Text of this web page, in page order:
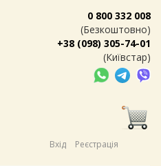
0 800 332 008
(Безкоштовно)
+38 (098) 305-74-01
(Київстар)
Вхід Реєстрація